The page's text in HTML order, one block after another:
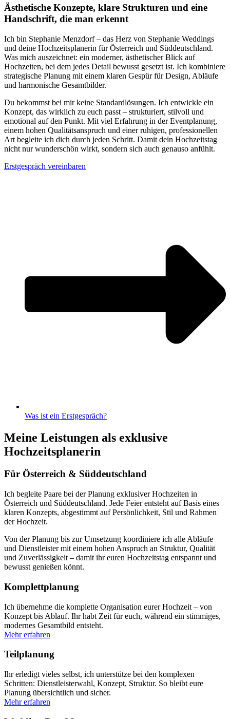
Ästhetische Konzepte, klare Strukturen und eine
Handschrift, die man erkennt
Ich bin Stephanie Menzdorf – das Herz von Stephanie Weddings
und deine Hochzeitsplanerin für Österreich und Süddeutschland.
Was mich auszeichnet: ein moderner, ästhetischer Blick auf
Hochzeiten, bei dem jedes Detail bewusst gesetzt ist. Ich kombiniere
strategische Planung mit einem klaren Gespür für Design, Abläufe
und harmonische Gesamtbilder.
Du bekommst bei mir keine Standardlösungen. Ich entwickle ein
Konzept, das wirklich zu euch passt – strukturiert, stilvoll und
emotional auf den Punkt. Mit viel Erfahrung in der Eventplanung,
einem hohen Qualitätsanspruch und einer ruhigen, professionellen
Art begleite ich dich durch jeden Schritt. Damit dein Hochzeitstag
nicht nur wunderschön wirkt, sondern sich auch genauso anfühlt.
Erstgespräch vereinbaren
Was ist ein Erstgespräch?
Meine Leistungen als exklusive
Hochzeitsplanerin
Für Österreich & Süddeutschland
Ich begleite Paare bei der Planung exklusiver Hochzeiten in
Österreich und Süddeutschland. Jede Feier entsteht auf Basis eines
klaren Konzepts, abgestimmt auf Persönlichkeit, Stil und Rahmen
der Hochzeit.
Von der Planung bis zur Umsetzung koordiniere ich alle Abläufe
und Dienstleister mit einem hohen Anspruch an Struktur, Qualität
und Zuverlässigkeit – damit ihr euren Hochzeitstag entspannt und
bewusst genießen könnt.
Komplettplanung
Ich übernehme die komplette Organisation eurer Hochzeit – von
Konzept bis Ablauf. Ihr habt Zeit für euch, während ein stimmiges,
modernes Gesamtbild entsteht.
Mehr erfahren
Teilplanung
Ihr erledigt vieles selbst, ich unterstütze bei den komplexen
Schritten: Dienstleisterwahl, Konzept, Struktur. So bleibt eure
Planung übersichtlich und sicher.
Mehr erfahren